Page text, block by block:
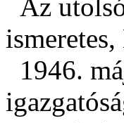
Az
1946.